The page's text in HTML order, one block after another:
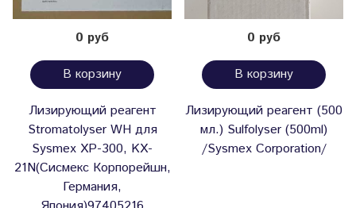
0 руб
В корзину
Лизирующий реагент
Stromatolyser WH для
Sysmex ХР-300, KX-
21N(Сисмекс Корпорейшн,
Германия,
0 руб
В корзину
Лизирующий реагент (500
мл.) Sulfolyser (500ml)
/Sysmex Corporation/